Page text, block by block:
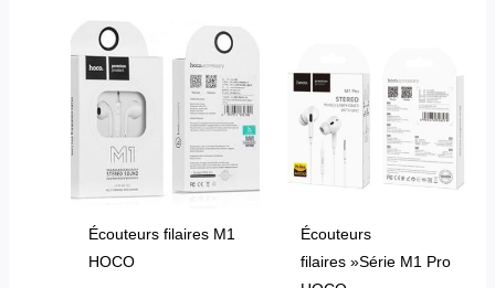
Écouteurs filaires M1
HOCO
Écouteurs
filaires »Série M1 Pro
a
plusieurs
variations.
Les
être